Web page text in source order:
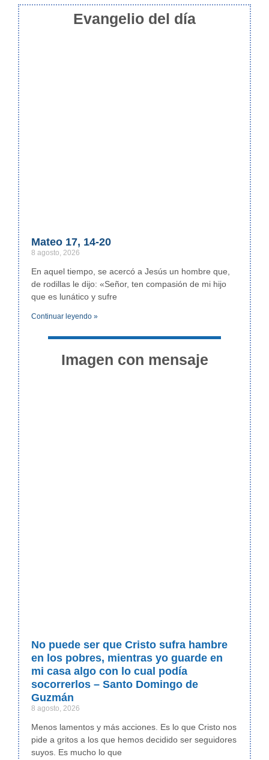
Evangelio del día
Mateo 17, 14-20
8 agosto, 2026
En aquel tiempo, se acercó a Jesús un hombre que,
de rodillas le dijo: «Señor, ten compasión de mi hijo
que es lunático y sufre
Continuar leyendo »
Imagen con mensaje
No puede ser que Cristo sufra hambre
en los pobres, mientras yo guarde en
mi casa algo con lo cual podía
socorrerlos – Santo Domingo de
Guzmán
8 agosto, 2026
Menos lamentos y más acciones. Es lo que Cristo nos
pide a gritos a los que hemos decidido ser seguidores
suyos. Es mucho lo que